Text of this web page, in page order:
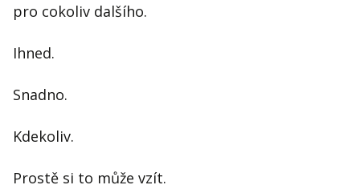
pro cokoliv dalšího.
Ihned.
Snadno.
Kdekoliv.
Prostě si to může vzít.